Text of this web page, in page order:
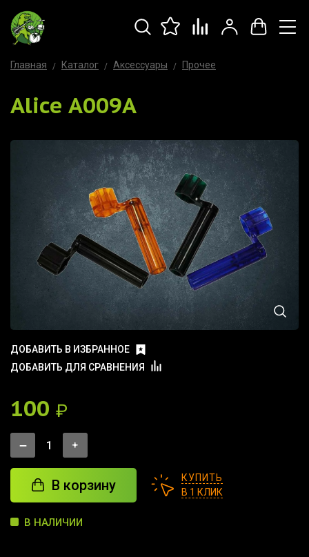
Главная Каталог Аксессуары Прочее
Alice A009A
ДОБАВИТЬ В ИЗБРАННОЕ
ДОБАВИТЬ ДЛЯ СРАВНЕНИЯ
100 ₽
В корзину
КУПИТЬ
В 1 КЛИК
В НАЛИЧИИ